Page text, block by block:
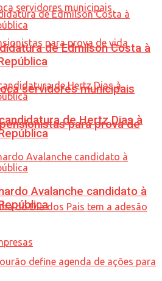
servidores municipais
para prova de
de Edmilson Costa à
de Hertz Dias à
Avalanche candidato à